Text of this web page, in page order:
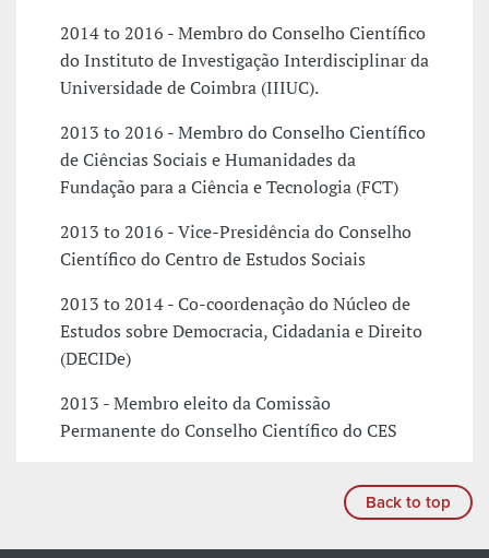
2014 to 2016 - Membro do Conselho Científico
do Instituto de Investigação Interdisciplinar da
Universidade de Coimbra (IIIUC).
2013 to 2016 - Membro do Conselho Científico
de Ciências Sociais e Humanidades da
Fundação para a Ciência e Tecnologia (FCT)
2013 to 2016 - Vice-Presidência do Conselho
Científico do Centro de Estudos Sociais
2013 to 2014 - Co-coordenação do Núcleo de
Estudos sobre Democracia, Cidadania e Direito
(DECIDe)
2013 - Membro eleito da Comissão
Permanente do Conselho Científico do CES
Back to top